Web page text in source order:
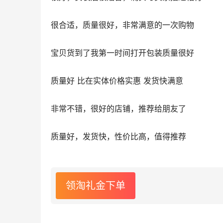
很合适，质量很好，非常满意的一次购物
宝贝货到了我第一时间打开包装质量很好
质量好 比在实体价格实惠 发货快满意
非常不错，很好的店铺，推荐给朋友了
质量好，发货快，性价比高，值得推荐
领淘礼金下单